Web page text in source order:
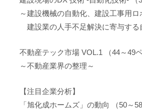
～建設機械の自動化、建設工事用
建設業の人手不足解決に寄与する
不動産テック市場 VOL.1 （44～49ペ
～不動産業界の整理～
【注目企業分析】
「旭化成ホームズ」の動向 （50～58